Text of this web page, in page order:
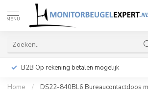
MENU
B2B Op rekening betalen mogelijk
Home /
DS22-840BL6 Bureaucontactdoos